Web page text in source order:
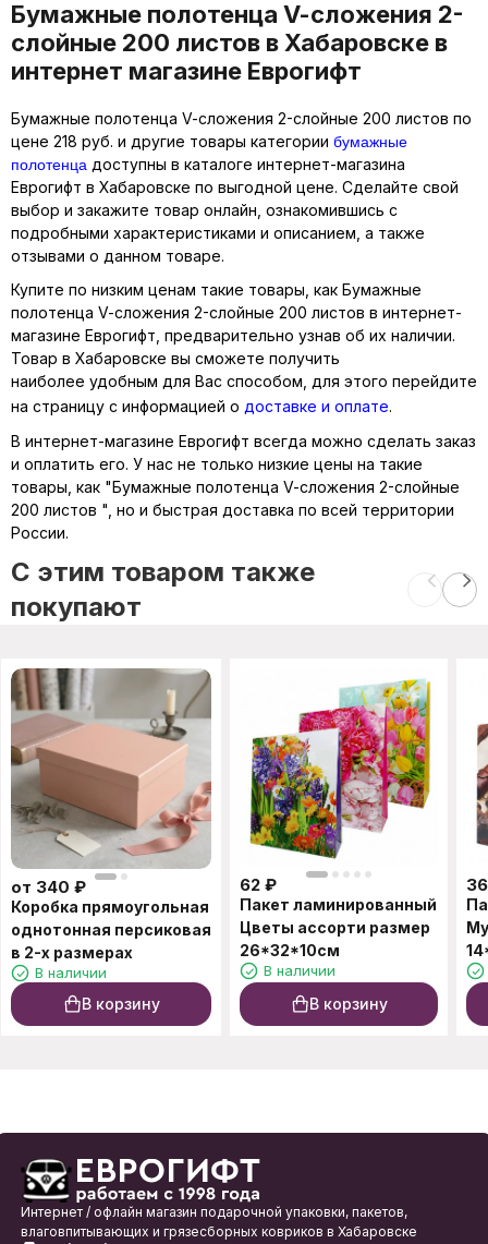
Бумажные полотенца V-cложения 2-
слойные 200 листов в Хабаровске в
интернет магазине Еврогифт
Бумажные полотенца V-cложения 2-слойные 200 листов по
цене 218 руб. и другие товары категории бумажные
полотенца доступны в каталоге интернет-магазина
Еврогифт в Хабаровске по выгодной цене. Сделайте свой
выбор и закажите товар онлайн, ознакомившись с
подробными характеристиками и описанием, а также
отзывами о данном товаре.
Купите по низким ценам такие товары, как Бумажные
полотенца V-cложения 2-слойные 200 листов в интернет-
магазине Еврогифт, предварительно узнав об их наличии.
Товар в Хабаровске вы сможете получить
наиболее удобным для Вас способом, для этого перейдите
на страницу с информацией о доставке и оплате.
В интернет-магазине Еврогифт всегда можно сделать заказ
и оплатить его. У нас не только низкие цены на такие
товары, как "Бумажные полотенца V-cложения 2-слойные
200 листов ", но и быстрая доставка по всей территории
России.
C этим товаром также
покупают
от 340 ₽
Коробка прямоугольная
однотонная персиковая
в 2-х размерах
В наличии
В корзину
62 ₽
Пакет ламинированный
Цветы ассорти размер
26*32*10см
В наличии
В корзину
36
Интернет / офлайн магазин подарочной упаковки, пакетов,
влаговпитывающих и грязесборных ковриков в Хабаровске